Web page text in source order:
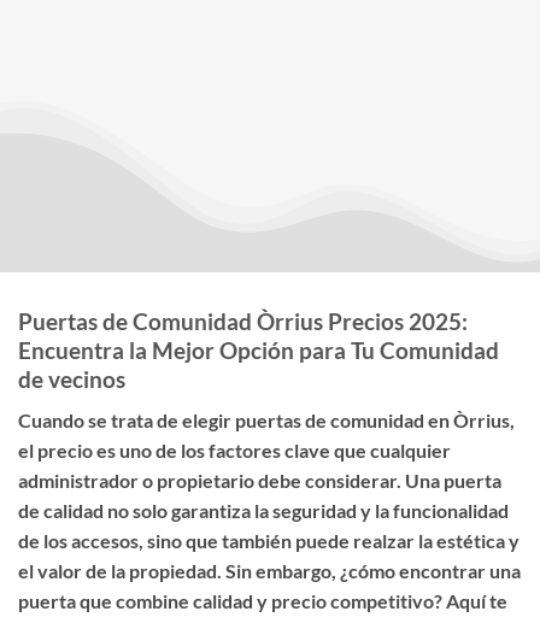
Puertas de Comunidad Òrrius Precios 2025:
Encuentra la Mejor Opción para Tu Comunidad
de vecinos
Cuando se trata de elegir puertas de comunidad en Òrrius,
el precioes uno de los factores clave que cualquier
administrador o propietario debe considerar. Una puerta
de calidad no solo garantiza la seguridad y la funcionalidad
de los accesos, sino que también puede realzar la estética y
el valor de la propiedad. Sin embargo, ¿cómo encontrar una
puerta que combine calidad y precio competitivo? Aquí te